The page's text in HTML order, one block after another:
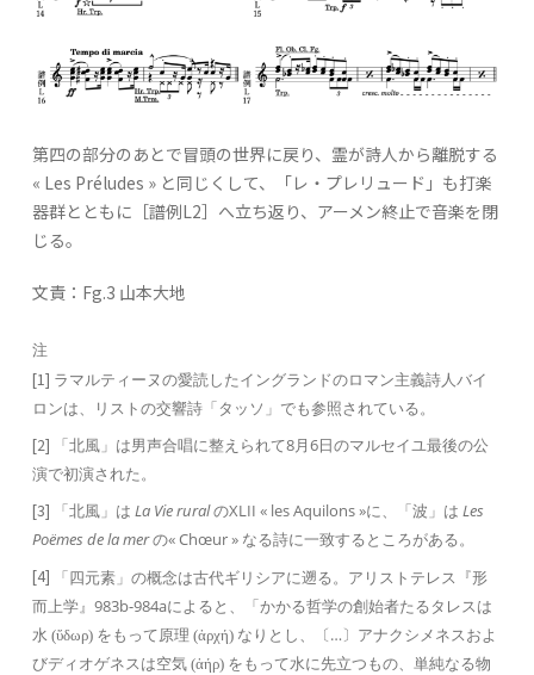
第四の部分のあとで冒頭の世界に戻り、霊が詩人から離脱する
« Les Préludes » と同じくして、「レ・プレリュード」も打楽
器群とともに［譜例L2］へ立ち返り、アーメン終止で音楽を閉
じる。
文責：Fg.3 山本大地
注
[1] ラマルティーヌの愛読したイングランドのロマン主義詩人バイ
ロンは、リストの交響詩「タッソ」でも参照されている。
[2] 「北風」は男声合唱に整えられて8月6日のマルセイユ最後の公
演で初演された。
[3] 「北風」は La Vie ruralのXLII « les Aquilons »に、「波」は Les
Poëmes de la merの« Chœur » なる詩に一致するところがある。
[4] 「四元素」の概念は古代ギリシアに遡る。アリストテレス『形
而上学』983b-984aによると、「かかる哲学の創始者たるタレスは
水 (ὕδωρ) をもって原理 (ἀρχή) なりとし、〔…〕アナクシメネスおよ
びディオゲネスは空気 (ἀήρ) をもって水に先立つもの、単純なる物